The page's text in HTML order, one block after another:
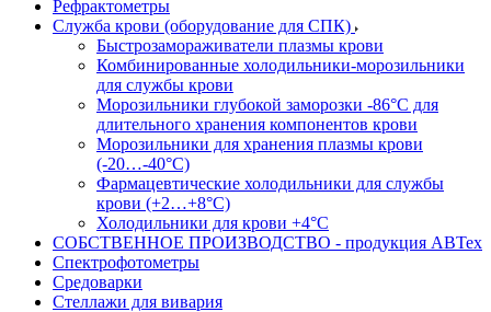
Рефрактометры
Служба крови (оборудование для СПК)
Быстрозамораживатели плазмы крови
Комбинированные холодильники-морозильники
для службы крови
Морозильники глубокой заморозки -86°С для
длительного хранения компонентов крови
Морозильники для хранения плазмы крови
(-20…-40°С)
Фармацевтические холодильники для службы
крови (+2…+8°С)
Холодильники для крови +4°С
СОБСТВЕННОЕ ПРОИЗВОДСТВО - продукция АВТех
Спектрофотометры
Средоварки
Стеллажи для вивария